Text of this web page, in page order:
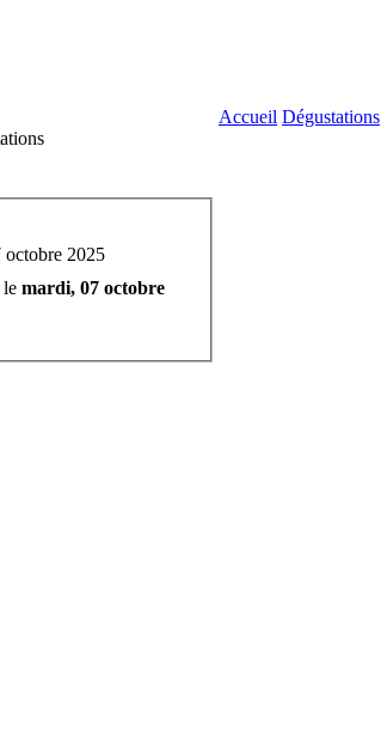
Accueil Dégustations
octobre 2025
le mardi, 07 octobre